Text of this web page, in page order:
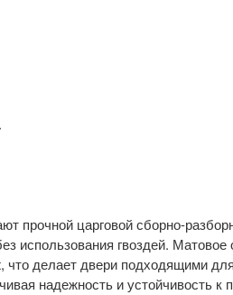
прочной царговой сборно-
использования гвоздей. Матовое
что делает двери подходящими
надежность и устойчивость к